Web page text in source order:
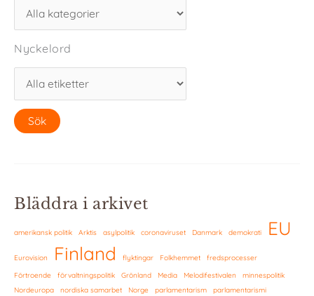
Nyckelord
Bläddra i arkivet
amerikansk politik Arktis asylpolitik coronaviruset Danmark demokrati EU
Eurovision Finland flyktingar Folkhemmet
fredsprocesser
Förtroende
förvaltningspolitik Grönland Media Melodifestivalen
minnespolitik
Nordeuropa
nordiska samarbet Norge parlamentarism parlamentarismi